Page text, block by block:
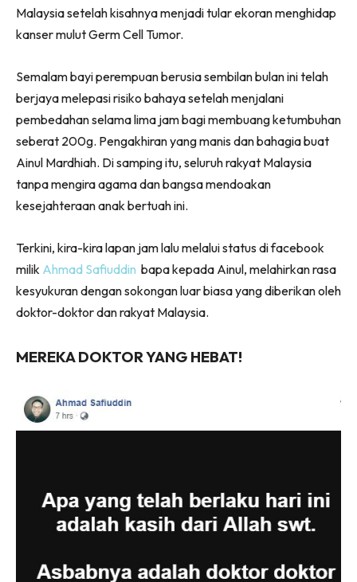
Malaysia setelah kisahnya menjadi tular ekoran menghidap
kanser mulut Germ Cell Tumor.
Semalam bayi perempuan berusia sembilan bulan ini telah
berjaya melepasi risiko bahaya setelah menjalani
pembedahan selama lima jam bagi membuang ketumbuhan
seberat 200g. Pengakhiran yang manis dan bahagia buat
Ainul Mardhiah. Di samping itu, seluruh rakyat Malaysia
tanpa mengira agama dan bangsa mendoakan
kesejahteraan anak bertuah ini.
Terkini, kira-kira lapan jam lalu melalui status di facebook
milik Ahmad Safiuddin bapa kepada Ainul, melahirkan rasa
kesyukuran dengan sokongan luar biasa yang diberikan oleh
doktor-doktor dan rakyat Malaysia.
MEREKA DOKTOR YANG HEBAT!